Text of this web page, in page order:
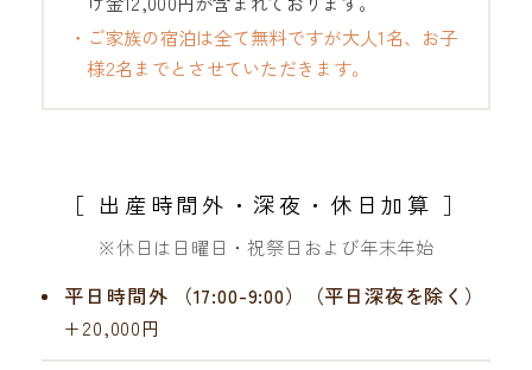
・ご家族の宿泊は全て無料ですが大人1名、お子
様2名までとさせていただきます。
［ 出産時間外・深夜・休日加算 ］
※休日は日曜日・祝祭日および年末年始
平日時間外 （17:00-9:00）（平日深夜を除く）
+20,000円